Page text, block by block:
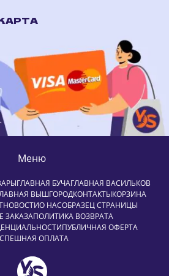
Меню
ГЛАВНАЯ БУЧАГЛАВНАЯ ВАСИЛЬКОВ
ВЫШГОРОДКОНТАКТЫКОРЗИНА
НОВОСТИО НАСОБРАЗЕЦ СТРАНИЦЫ
ЗАКАЗАПОЛИТИКА ВОЗВРАТА
ПУБЛИЧНАЯ ОФЕРТА
ОПЛАТА